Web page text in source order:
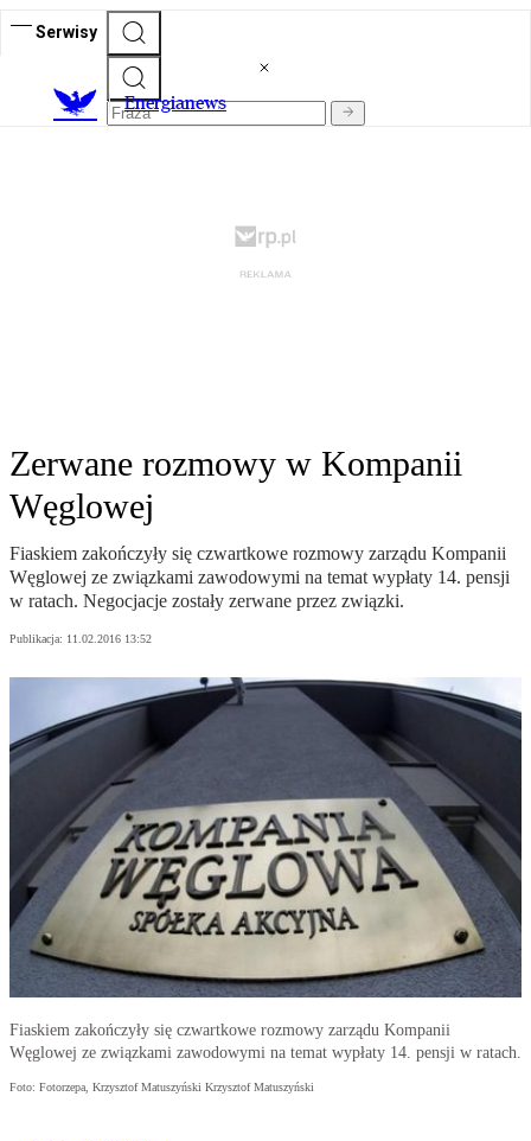
Serwisy
Energianews
Zerwane rozmowy w Kompanii
Węglowej
Fiaskiem zakończyły się czwartkowe rozmowy zarządu Kompanii
Węglowej ze związkami zawodowymi na temat wypłaty 14. pensji
w ratach. Negocjacje zostały zerwane przez związki.
Publikacja: 11.02.2016 13:52
Fiaskiem zakończyły się czwartkowe rozmowy zarządu Kompanii
Węglowej ze związkami zawodowymi na temat wypłaty 14. pensji w ratach.
Foto: Fotorzepa, Krzysztof Matuszyński Krzysztof Matuszyński